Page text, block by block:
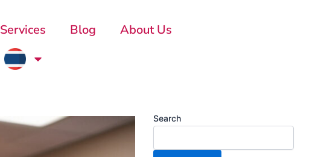
Services Blog
About Us
Search